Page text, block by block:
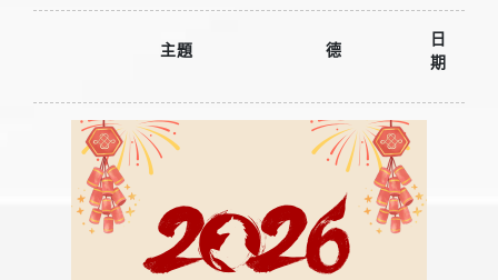
主題 德
日
期